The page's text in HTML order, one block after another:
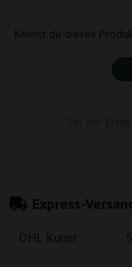
Kennst du dieses
Express-
DHL Kurier